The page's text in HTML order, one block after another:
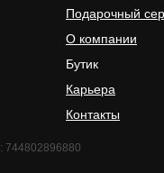
Подарочный
О компании
Бутик
Карьера
Контакты